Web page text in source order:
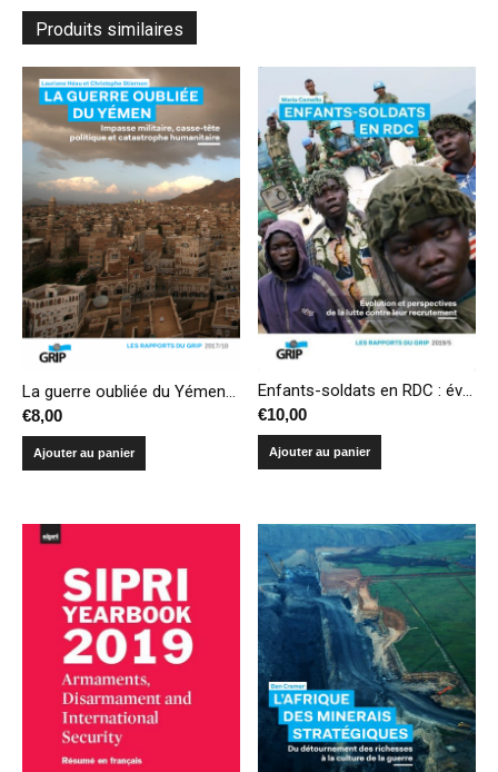
Produits similaires
La guerre oubliée du Yémen : impasse militaire, casse-tête politique et catastrophe humanitaire
€8,00
Ajouter au panier
€10,00
Ajouter au panier